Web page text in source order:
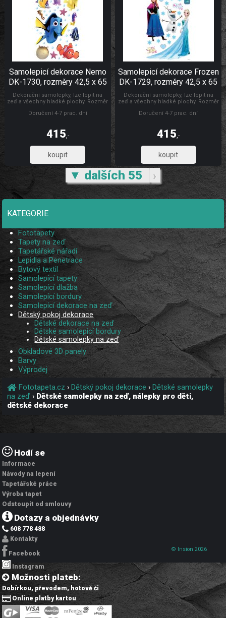
Samolepicí dekorace Nemo
DK-1730, rozměry 42,5 x 65
cm
Dekorační samolepky, lze lepit na
zeď a všechny hladké plochy. Rozměr
zeď, tak lze lepit i opakovaně. nálepky
Materiál bez ftalátů. Vyrobeno v ČR.
Dětské samolepky na zeď
Doručení 4-7 prac. dní
415 ,-
342,98
Samolepicí dekorace Frozen
DK-1729, rozměry 42,5 x 65
cm
Dekorační samolepky, lze lepit na
zeď a všechny hladké plochy. Rozměr
zeď, tak lze lepit i opakovaně. nálepky
Materiál bez ftalátů. Vyrobeno v ČR.
Dětské samolepky na zeď
Doručení 4-7 prac. dní
415 ,-
342,98
▼ dalších 55 ›
KATEGORIE
Fototapety
Tapety na zeď
Tapetářské nářadí
Lepidla a Penetrace
Bytový textil
Samolepící tapety
Samolepící dlažba
Samolepící bordury
Samolepící dekorace na zeď
Dětský pokoj dekorace
Dětské dekorace na zeď
Dětské samolepicí bordury
Dětské samolepky na zeď
Obkladové 3D panely
Barvy
Výprodej
Fototapeta.cz › Dětský pokoj dekorace › Dětské samolepky
na zeď › Dětské samolepky na zeď, nálepky pro děti,
dětské dekorace
Hodí se
Informace
Návody na lepení
Tapetářské práce
Výroba tapet
Odstoupit od smlouvy
Dotazy a objednávky
608 778 488
Kontakty
Facebook
Instagram
Možnosti plateb:
Dobírkou, převodem, hotově či
Online platby kartou
© Insion 2026